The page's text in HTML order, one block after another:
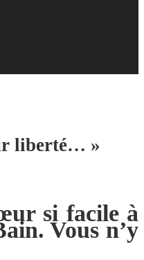
liberté… »
si facile à
Vous n’y